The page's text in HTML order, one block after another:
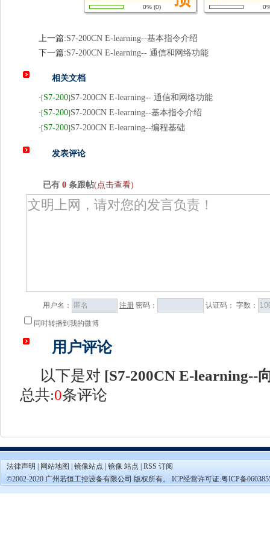
0% (0)
上一篇:S7-200CN E-learning--基本指令介绍
下一篇:S7-200CN E-learning-- 通信和网络功能
相关文档
·[S7-200]S7-200CN E-learning-- 通信和网络功能
·[S7-200]S7-200CN E-learning--基本指令介绍
·[S7-200]S7-200CN E-learning--编程基础
发表评论
已有 0 条跟帖(点击查看)
用户名： 注册 密码： 认证码： 字数：
同时转播到我的微博
用户评论
以下是对 [S7-200CN E-learning--
总共:0条评论
法律声明 网站地图 镜像站点 镜像 站点
RSS 订阅
©2002-2020 广州若恒工控设备有限公司 版权所有。 ICP经营许可证:粤ICP备